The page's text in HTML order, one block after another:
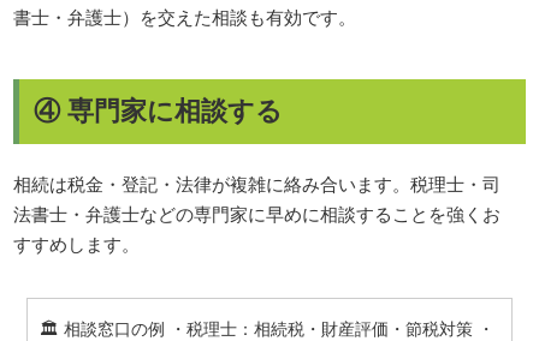
書士・弁護士）を交えた相談も有効です。
④ 専門家に相談する
相続は税金・登記・法律が複雑に絡み合います。税理士・司
法書士・弁護士などの専門家に早めに相談することを強くお
すすめします。
🏛️ 相談窓口の例 ・税理士：相続税・財産評価・節税対策 ・